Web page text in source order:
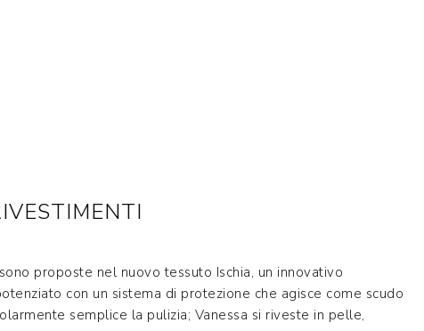
proposte nel nuovo tessuto Ischia, un innovativo
con un sistema di protezione che agisce come scudo
semplice la pulizia; Vanessa si riveste in pelle,